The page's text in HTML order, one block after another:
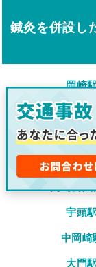
鍼灸を併設し
岡崎
本宿
藤川
男川
岡崎公園
宇頭駅
中岡崎
大門駅